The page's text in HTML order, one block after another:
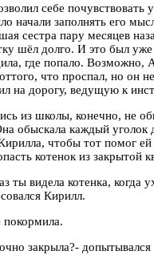
себе почувствовать
начали заполнять его
сестра пару месяцев
шёл долго. И это был
где попало. Возможно,
что проспал, но он
на дорогу, ведущую к
из школы, конечно, не
обыскала каждый уголок
чтобы тот помог ей
котенок из закрытой
ты видела котенка, когда
Кирилл.
закрыла?- допытывался